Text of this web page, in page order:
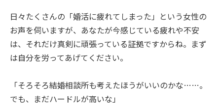
日々たくさんの「婚活に疲れてしまった」という女性の
お声を伺いますが、あなたが今感じている疲れや不安
は、それだけ真剣に頑張っている証拠ですからね。まず
は自分を労ってあげてください。
「そろそろ結婚相談所も考えたほうがいいのかな……。
でも、まだハードルが高いな」